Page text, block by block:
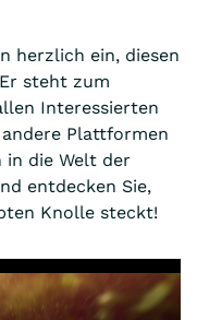
herzlich ein, diesen
steht zum
Interessierten
Plattformen
in die Welt der
entdecken Sie,
Knolle steckt!